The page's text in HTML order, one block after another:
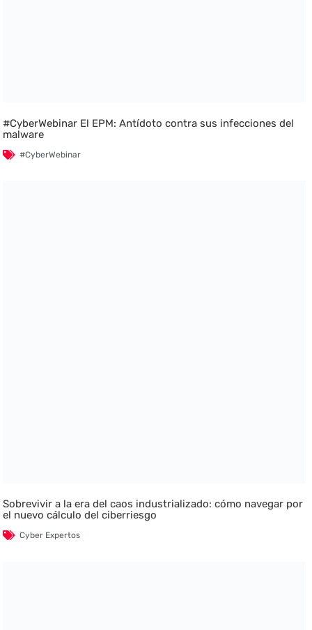
#CyberWebinar El EPM: Antídoto contra sus infecciones del
malware
#CyberWebinar
Sobrevivir a la era del caos industrializado: cómo navegar por
el nuevo cálculo del ciberriesgo
Cyber Expertos